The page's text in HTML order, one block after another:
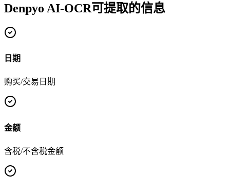
Denpyo AI-OCR可提取的信息
日期
购买/交易日期
金额
含税/不含税金额